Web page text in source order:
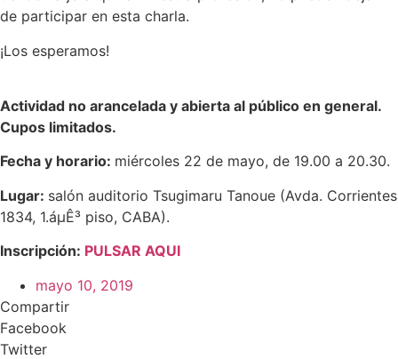
de participar en esta charla.
¡Los esperamos!
Actividad no arancelada y abierta al público en general.
Cupos limitados.
Fecha y horario: miércoles 22 de mayo, de 19.00 a 20.30.
Lugar: salón auditorio Tsugimaru Tanoue (Avda. Corrientes
1834, 1.áµÊ³ piso, CABA).
Inscripción: PULSAR AQUI
mayo 10, 2019
Compartir
Facebook
Twitter